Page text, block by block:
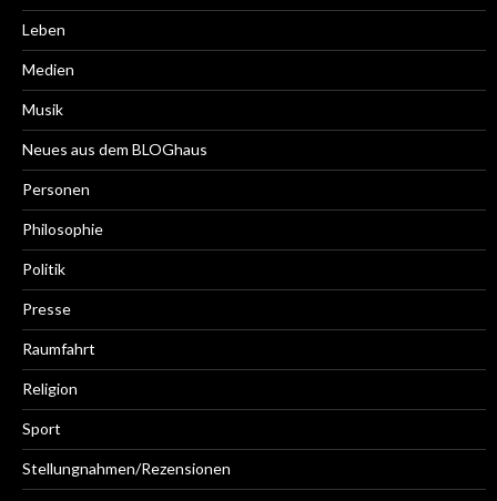
Leben
Medien
Musik
Neues aus dem BLOGhaus
Personen
Philosophie
Politik
Presse
Raumfahrt
Religion
Sport
Stellungnahmen/Rezensionen